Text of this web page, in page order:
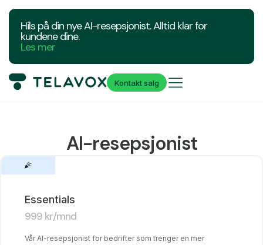
Hils på din nye AI-resepsjonist. Alltid klar for
kundene dine.
Les mer
Kontakt salg
AI-resepsjonist
Essentials
999 kr/mnd
Vår AI-resepsjonist for bedrifter som trenger en mer